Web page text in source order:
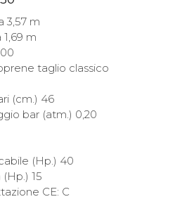
3,57 m
m
taglio classico
(cm.) 46
bar (atm.) 0,20
(Hp.) 40
15
CE: C